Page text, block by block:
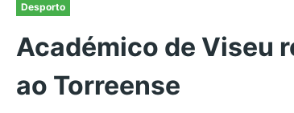
Desporto
Académico de Viseu
ao Torreense